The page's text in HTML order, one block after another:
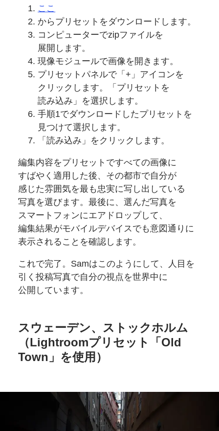
ここ
からプリセットを ダウンロードします。
コンピューターでzipファイルを
展開します。
現像モジュールで画像を 開きます。
プリセットパネルで「+」アイコンを
クリックします。
「プリセットを
読み込み」を選択します。
手順1でダウンロードしたプリセットを
見つけて選択します。
「読み込み」を クリックします。
編集内容をプリセットですべての画像に
すばやく適用した後、 その都市で自分が
感じた雰囲気を最も忠実に写し出している
写真を選びます。最後に、選んだ写真を
スマートフォンにエアドロップして、
編集結果がモバイルデバイスでも意図通りに
表示される ことを確認します。
これで完了。Samはこのようにして、
人目を
引く投稿写真で自分の視点を世界中に
公開しています。
スウェーデン、 ストックホルム
（Lightroomプリセット
「Old
Town」を使用）